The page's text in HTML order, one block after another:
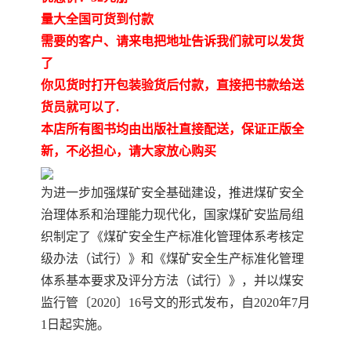
量大全国可货到付款
需要的客户、请来电把地址告诉我们就可以发货
了
你见货时打开包装验货后付款，直接把书款给送
货员就可以了.
本店所有图书均由出版社直接配送，保证正版全
新，不必担心，请大家放心购买
为进一步加强煤矿安全基础建设，推进煤矿安全
治理体系和治理能力现代化，国家煤矿安监局组
织制定了《煤矿安全生产标准化管理体系考核定
级办法（试行）》和《煤矿安全生产标准化管理
体系基本要求及评分方法（试行）》，并以煤安
监行管〔2020〕16号文的形式发布，自2020年7月
1日起实施。